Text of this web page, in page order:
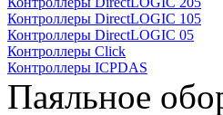
Контроллеры DirectLOGIC 105
Контроллеры DirectLOGIC 05
Контроллеры Click
Контроллеры ICPDAS
Паяльное